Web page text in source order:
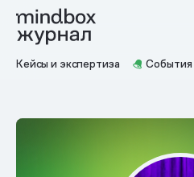
Кейсы и экспертиза События